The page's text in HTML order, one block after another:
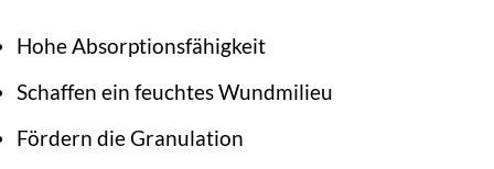
Hohe Absorptionsfähigkeit
Schaffen ein feuchtes Wundmilieu
Fördern die Granulation